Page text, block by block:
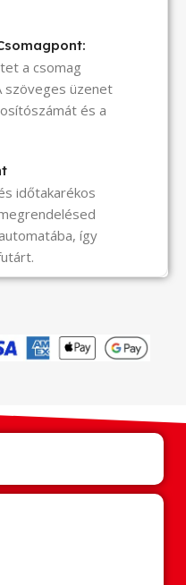
a csomag
szöveges üzenet
és a
időtakarékos
így